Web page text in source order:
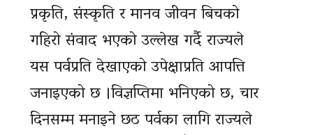
प्रकृति, संस्कृति र मानव जीवन बिचको
गहिरो संवाद भएको उल्लेख गर्दै राज्यले
यस पर्वप्रति देखाएको उपेक्षाप्रति आपत्ति
जनाइएको छ ।विज्ञप्तिमा भनिएको छ, चार
दिनसम्म मनाइने छठ पर्वका लागि राज्यले